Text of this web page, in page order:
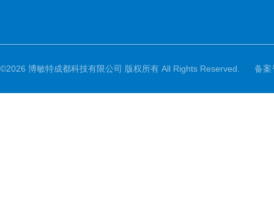
©2026 博敏特成都科技有限公司 版权所有 All Rights Reserved. 备案